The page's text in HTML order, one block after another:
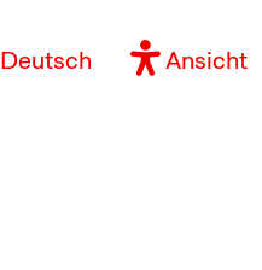
Deutsch Ansicht